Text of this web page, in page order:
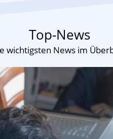
Top-News
wichtigsten News im